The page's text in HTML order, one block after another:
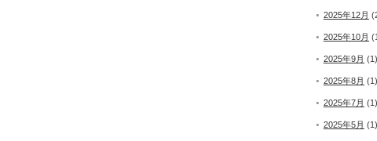
2025年12月
2025年10月
2025年9月 (1)
2025年8月 (1)
2025年7月 (1)
2025年5月 (1)